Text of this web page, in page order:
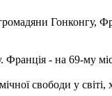
Гонконгу,
Франція - на 69-му
свободи у світі,